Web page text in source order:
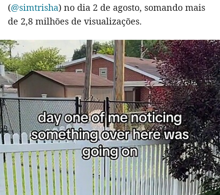
(@simtrisha) no dia 2 de agosto, somando mais
de 2,8 milhões de visualizações.